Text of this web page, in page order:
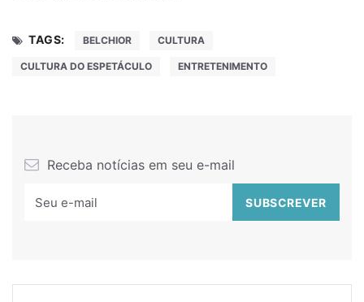
TAGS: BELCHIOR CULTURA
CULTURA DO ESPETÁCULO ENTRETENIMENTO
Receba notícias em seu e-mail